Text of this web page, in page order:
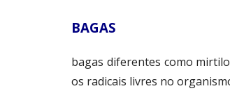
BAGAS
bagas diferentes como
os radicais livres no